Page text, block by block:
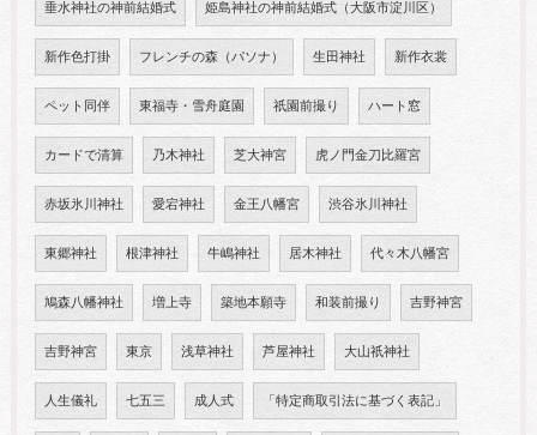
垂水神社の神前結婚式 姫島神社の神前結婚式（大阪市淀川区）
新作色打掛 フレンチの森（パソナ） 生田神社 新作衣裳
ペット同伴 東福寺・雪舟庭園 祇園前撮り ハート窓
カードで清算 乃木神社 芝大神宮 虎ノ門金刀比羅宮
赤坂氷川神社 愛宕神社 金王八幡宮 渋谷氷川神社
東郷神社 根津神社 牛嶋神社 居木神社 代々木八幡宮
鳩森八幡神社 増上寺 築地本願寺 和装前撮り 吉野神宮
吉野神宮 東京 浅草神社 芦屋神社 大山祇神社
人生儀礼 七五三 成人式 「特定商取引法に基づく表記」